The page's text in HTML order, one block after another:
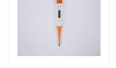
di viaggio
di flusso